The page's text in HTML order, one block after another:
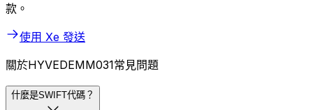
款。
使用 Xe 發送
關於HYVEDEMM031常見問題
什麼是SWIFT代碼？